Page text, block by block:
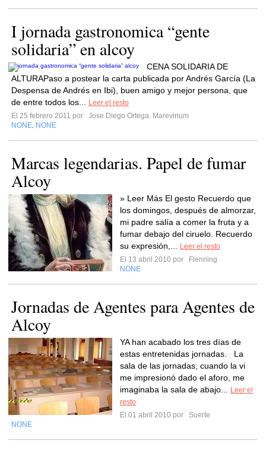
I jornada gastronomica “gente
solidaria” en alcoy
CENA SOLIDARIA DE
ALTURAPaso a postear la carta publicada por Andrés García (La
Despensa de Andrés en Ibi), buen amigo y mejor persona, que
de entre todos los...
Leer el resto
El 25 febrero 2011 por
Jose Diego Ortega. Marevinum
NONE NONE
Marcas legendarias. Papel de fumar
Alcoy
» Leer Más El gesto Recuerdo que
los domingos, después de almorzar,
mi padre salía a comer la fruta y a
fumar debajo del ciruelo. Recuerdo
su expresión,...
Leer el resto
El 13 abril 2010 por
Flenning
NONE
Jornadas de Agentes para Agentes de
Alcoy
YA han acabado los tres días de
estas entretenidas jornadas. La
sala de las jornadas, cuando la vi
me impresionó dado el aforo, me
imaginaba la sala de abajo...
Leer el
resto
El 01 abril 2010 por
Suerte
NONE